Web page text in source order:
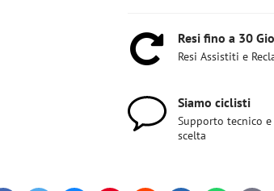
Resi fino a 30
Resi Assistiti e
Siamo ciclisti
Supporto tecnico
scelta